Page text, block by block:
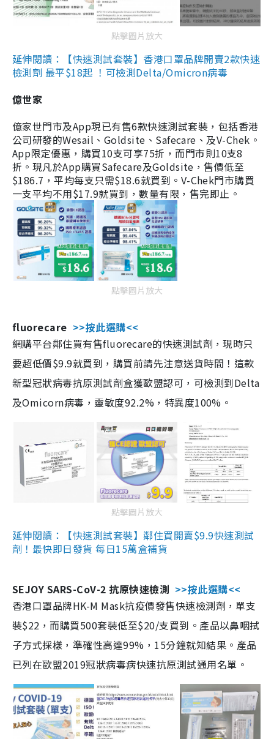
點擊圖片放大
延伸閱讀：【快速測試套裝】香港口罩品牌開賣2款快速
檢測劑 最平$18起 ！可檢測Delta/Omicron病毒
億世家
億家世門市及App現已有售6款快速測試套裝，包括香港
公司研發的Wesail、Goldsite、Safecare、及V-Chek。
App限定優惠，購買10支可享75折，而門市則10支8
折。現凡於App購買Safecare及Goldsite，售價低至
$186.7，平均每支只需$18.6就買到。V-Chek門市購買
一支平均不用$17.9就買到，數量有限，售完即止。
點擊圖片放大
fluorecare >>按此選購<<
網購平台鄰住買有售fluorecare的快速測試劑，現時只
要超低價$9.9就買到，購買前請先注意送貨時間！這款
新型冠狀病毒抗原測試劑盒獲歐盟認可，可檢測到Delta
及Omicorn病毒，靈敏度92.2%，特異度100%。
點擊圖片放大
延伸閱讀：【快速測試套裝】鄰住買開賣$9.9快速測試
劑！最快即日發貨 每日15萬盒補貨
SEJOY SARS-CoV-2 抗原快速檢測 >>按此選購<<
香港口罩品牌HK-M Mask抗疫價發售快速檢測劑，單支
裝$22，而購買500套裝低至$20/支買到。產品以鼻咽拭
子方式採樣，準確性高達99%，15分鐘就知結果。產品
已列在歐盟2019冠狀病毒病快速抗原測試通用名單。